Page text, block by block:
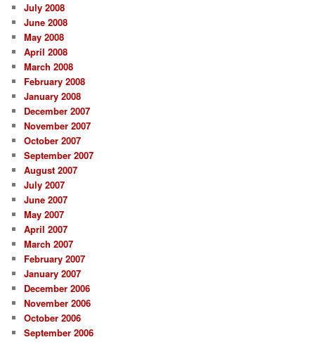
July 2008
June 2008
May 2008
April 2008
March 2008
February 2008
January 2008
December 2007
November 2007
October 2007
September 2007
August 2007
July 2007
June 2007
May 2007
April 2007
March 2007
February 2007
January 2007
December 2006
November 2006
October 2006
September 2006